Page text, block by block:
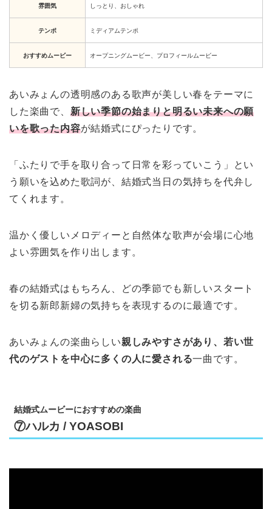
雰囲気 しっとり、おしゃれ
テンポ ミディアムテンポ
おすすめムービー オープニングムービー、プロフィールムービー
あいみょんの透明感のある歌声が美しい春をテーマに
した楽曲で、 新しい季節の始まりと明るい未来への願
いを歌った内容が結婚式にぴったりです。
「ふたりで手を取り合って日常を彩っていこう」とい
う願いを込めた歌詞が、結婚式当日の気持ちを代弁し
てくれます。
温かく優しいメロディーと自然体な歌声が会場に心地
よい雰囲気を作り出します。
春の結婚式はもちろん、どの季節でも新しいスタート
を切る新郎新婦の気持ちを表現するのに最適です。
あいみょんの楽曲らしい親しみやすさがあり、若い世
代のゲストを中心に多くの人に愛される一曲です。
結婚式ムービーにおすすめの楽曲
⑦ハルカ / YOASOBI